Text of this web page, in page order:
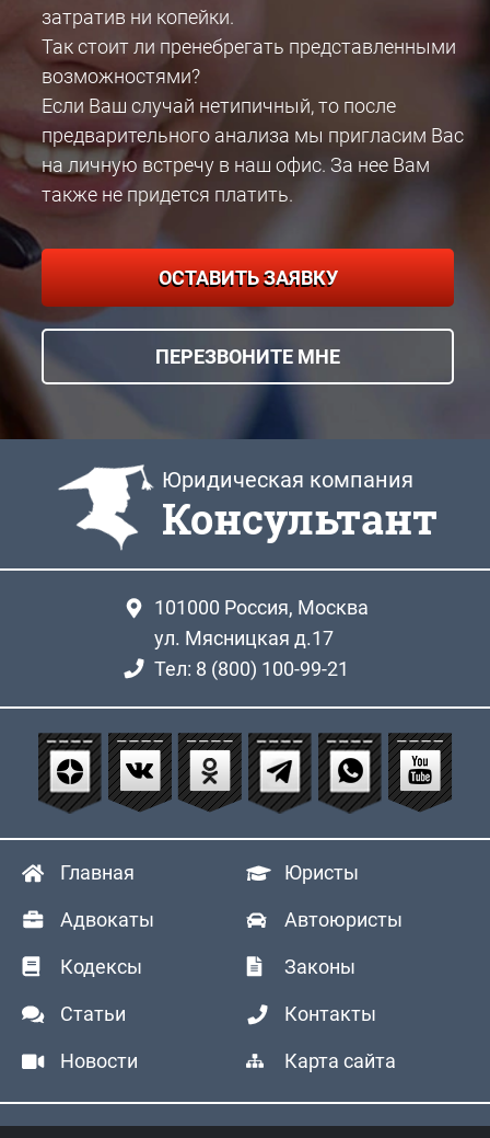
затратив ни копейки.
Так стоит ли пренебрегать представленными
возможностями?
Если Ваш случай нетипичный, то после
предварительного анализа мы пригласим Вас
на личную встречу в наш офис. За нее Вам
также не придется платить.
ОСТАВИТЬ ЗАЯВКУ
ПЕРЕЗВОНИТЕ МНЕ
Юридическая компания
Консультант
101000 Россия, Москва
ул. Мясницкая д.17
Тел: 8 (800) 100-99-21
Главная Юристы
Адвокаты Автоюристы
Кодексы Законы
Статьи Контакты
Новости Карта сайта